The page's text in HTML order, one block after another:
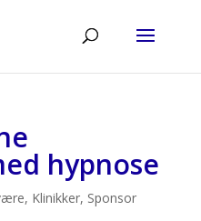
hypnose
, Klinikker, Sponsor